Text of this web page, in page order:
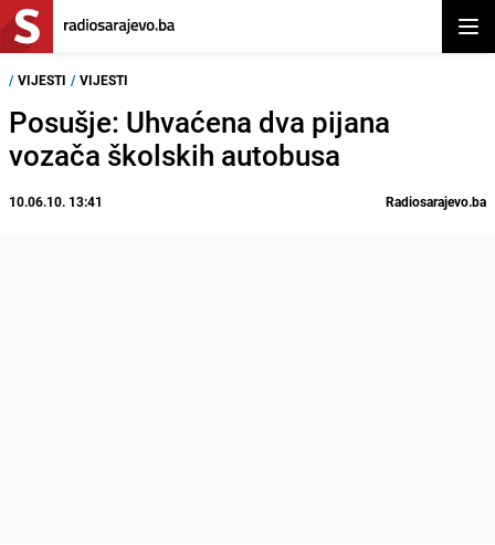
/ VIJESTI / VIJESTI
Posušje: Uhvaćena dva pijana
vozača školskih autobusa
10.06.10. 13:41 Radiosarajevo.ba